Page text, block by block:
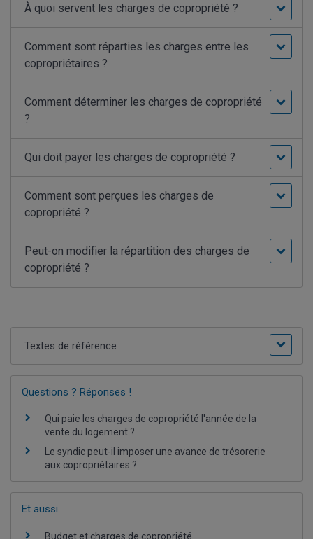
À quoi servent les charges de copropriété ?
Comment sont réparties les charges entre les
copropriétaires ?
Comment déterminer les charges de copropriété
?
Qui doit payer les charges de copropriété ?
Comment sont perçues les charges de
copropriété ?
Peut-on modifier la répartition des charges de
copropriété ?
Textes de référence
Questions ? Réponses !
Qui paie les charges de copropriété l'année de la
vente du logement ?
Le syndic peut-il imposer une avance de trésorerie
aux copropriétaires ?
Et aussi
Budget et charges de copropriété